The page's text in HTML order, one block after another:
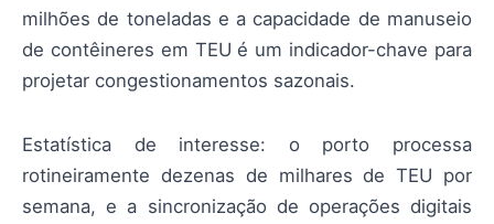
milhões de toneladas e a capacidade de manuseio
de contêineres em TEU é um indicador-chave para
projetar congestionamentos sazonais.
Estatística de interesse: o porto processa
rotineiramente dezenas de milhares de TEU por
semana, e a sincronização de operações digitais